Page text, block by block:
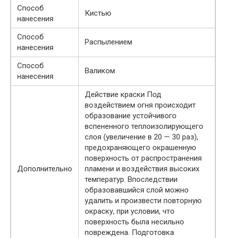
Способ
нанесения
Кистью
Способ
нанесения
Распылением
Способ
нанесения
Валиком
Дополнительно
Действие краски Под
воздействием огня происходит
образование устойчивого
вспененного теплоизолирующего
слоя (увеличение в 20 — 30 раз),
предохраняющего окрашенную
поверхность от распространения
пламени и воздействия высоких
температур. Впоследствии
образовавшийся слой можно
удалить и произвести повторную
окраску, при условии, что
поверхность была несильно
повреждена. Подготовка